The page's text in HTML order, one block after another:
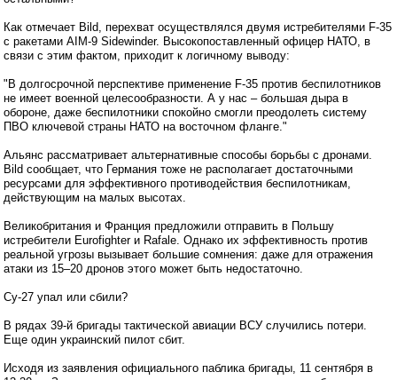
Как отмечает Bild, перехват осуществлялся двумя истребителями F-35
с ракетами AIM-9 Sidewinder. Высокопоставленный офицер НАТО, в
связи с этим фактом, приходит к логичному выводу:
"В долгосрочной перспективе применение F-35 против беспилотников
не имеет военной целесообразности. А у нас – большая дыра в
обороне, даже беспилотники спокойно смогли преодолеть систему
ПВО ключевой страны НАТО на восточном фланге."
Альянс рассматривает альтернативные способы борьбы с дронами.
Bild сообщает, что Германия тоже не располагает достаточными
ресурсами для эффективного противодействия беспилотникам,
действующим на малых высотах.
Великобритания и Франция предложили отправить в Польшу
истребители Eurofighter и Rafale. Однако их эффективность против
реальной угрозы вызывает большие сомнения: даже для отражения
атаки из 15–20 дронов этого может быть недостаточно.
Су-27 упал или сбили?
В рядах 39-й бригады тактической авиации ВСУ случились потери.
Еще один украинский пилот сбит.
Исходя из заявления официального паблика бригады, 11 сентября в